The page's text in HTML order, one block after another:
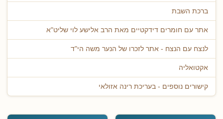
ברכת השבת
אתר עם חומרים דידקטיים מאת הרב אלישע לוי שליט"א
לנצח עם הנצח - אתר לזכרו של הנער משה הי"ד
אקטואליה
קישורים נוספים - בעריכת רינה אזולאי